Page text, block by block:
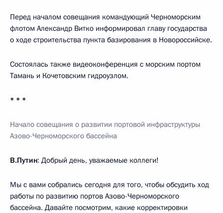
Перед началом совещания командующий Черноморским
флотом Александр Витко информировал главу государства
о ходе строительства пункта базирования в Новороссийске.
Состоялась также видеоконференция с морским портом
Тамань и Кочетовским гидроузлом.
* * *
Начало совещания о развитии портовой инфраструктуры
Азово-Черноморского бассейна
В.Путин: Добрый день, уважаемые коллеги!
Мы с вами собрались сегодня для того, чтобы обсудить ход
работы по развитию портов Азово-Черноморского
бассейна. Давайте посмотрим, какие корректировки